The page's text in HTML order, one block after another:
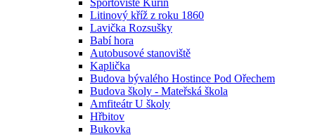
Sportoviště Kuřín
Litinový kříž z roku 1860
Lavička Rozsušky
Babí hora
Autobusové stanoviště
Kaplička
Budova bývalého Hostince Pod Ořechem
Budova školy - Mateřská škola
Amfiteátr U školy
Hřbitov
Bukovka